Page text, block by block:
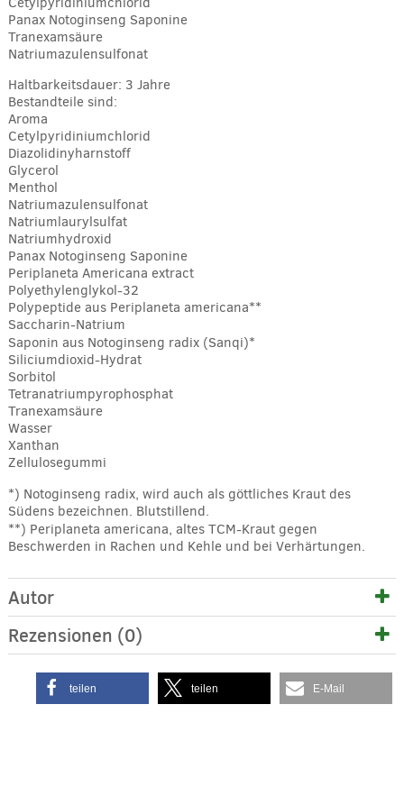
Panax Notoginseng Saponine
Tranexamsäure
Natriumazulensulfonat
Haltbarkeitsdauer: 3 Jahre
Bestandteile sind:
Aroma
Cetylpyridiniumchlorid
Diazolidinyharnstoff
Glycerol
Menthol
Natriumazulensulfonat
Natriumlaurylsulfat
Natriumhydroxid
Panax Notoginseng Saponine
Periplaneta Americana extract
Polyethylenglykol-32
Polypeptide aus Periplaneta americana**
Saccharin-Natrium
Saponin aus Notoginseng radix (Sanqi)*
Siliciumdioxid-Hydrat
Sorbitol
Tetranatriumpyrophosphat
Tranexamsäure
Wasser
Xanthan
Zellulosegummi
*) Notoginseng radix, wird auch als göttliches Kraut des
Südens bezeichnen. Blutstillend.
**) Periplaneta americana, altes TCM-Kraut gegen
Beschwerden in Rachen und Kehle und bei Verhärtungen.
Autor
Rezensionen (0)
teilen teilen E-Mail